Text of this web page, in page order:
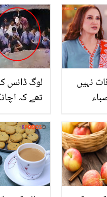
لوگ ڈانس
تھے کہ
آگے کیا
کی ویڈیو
نہیں
چھڑ
طنزیہ